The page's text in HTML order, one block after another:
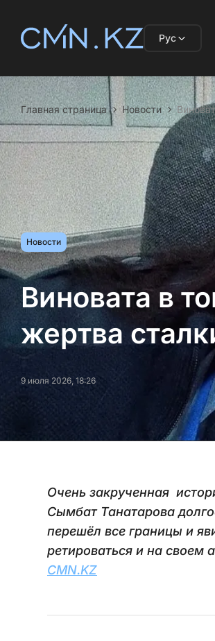
Рус
Главная страница Новости
Новости
Виновата в
жертва
9 июля 2026, 18:26
Очень закрученная
Сымбат Танатарова
перешёл все границы и
ретироваться и на своем
CMN.KZ